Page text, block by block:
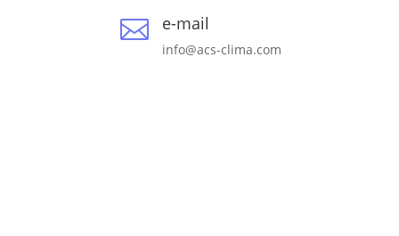
 e-mail
info@acs-clima.com